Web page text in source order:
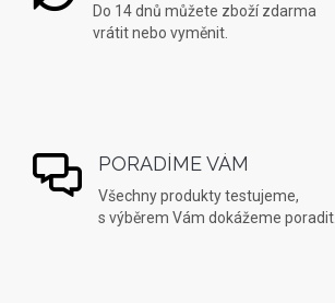
Do 14 dnů můžete zboží zdarma
vrátit nebo vyměnit.
PORADÍME VÁM
Všechny produkty testujeme,
s výběrem Vám dokážeme poradit.